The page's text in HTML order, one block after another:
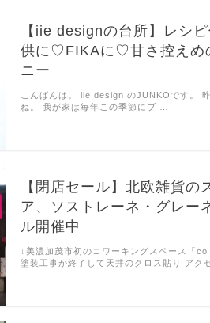
【iie designの台所】レシ
供に♡FIKAに♡甘さ控えめ
ニー
こんばんは。 iie design のJUNKOです。
ね。 我が家は毎年この季節にブ …
【閉店セール】北欧雑貨の
ア、ソストレーネ・グレー
ル開催中
↓美濃加茂市初のコワーキングスペース「
塗装工事が終了して天井のクロス貼り アク